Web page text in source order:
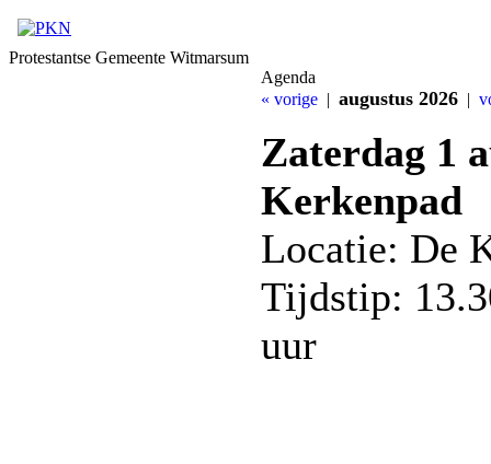
Protestantse Gemeente Witmarsum
Agenda
« vorige | augustus 2026 |
Zaterdag 1
Kerkenpad
Locatie: De
Tijdstip:
uur